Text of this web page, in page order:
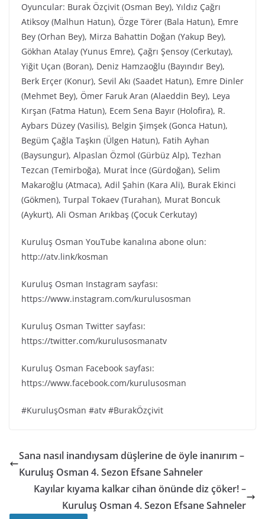
Oyuncular: Burak Özçivit (Osman Bey), Yıldız Çağrı
Atiksoy (Malhun Hatun), Özge Törer (Bala Hatun), Emre
Bey (Orhan Bey), Mirza Bahattin Doğan (Yakup Bey),
Gökhan Atalay (Yunus Emre), Çağrı Şensoy (Cerkutay),
Yiğit Uçan (Boran), Deniz Hamzaoğlu (Bayındır Bey),
Berk Erçer (Konur), Sevil Akı (Saadet Hatun), Emre Dinler
(Mehmet Bey), Ömer Faruk Aran (Alaeddin Bey), Leya
Kırşan (Fatma Hatun), Ecem Sena Bayır (Holofira), R.
Aybars Düzey (Vasilis), Belgin Şimşek (Gonca Hatun),
Begüm Çağla Taşkın (Ülgen Hatun), Fatih Ayhan
(Baysungur), Alpaslan Özmol (Gürbüz Alp), Tezhan
Tezcan (Temirboğa), Murat İnce (Gürdoğan), Selim
Makaroğlu (Atmaca), Adil Şahin (Kara Ali), Burak Ekinci
(Gökmen), Turpal Tokaev (Turahan), Murat Boncuk
(Aykurt), Ali Osman Arıkbaş (Çocuk Cerkutay)
Kuruluş Osman YouTube kanalına abone olun:
http://atv.link/kosman
Kuruluş Osman Instagram sayfası:
https://www.instagram.com/kurulusosman
Kuruluş Osman Twitter sayfası:
https://twitter.com/kurulusosmanatv
Kuruluş Osman Facebook sayfası:
https://www.facebook.com/kurulusosman
#KuruluşOsman #atv #BurakÖzçivit
Sana nasıl inandıysam düşlerine de öyle inanırım –
Kuruluş Osman 4. Sezon Efsane Sahneler
Kayılar kıyama kalkar cihan önünde diz çöker! –
Kuruluş Osman 4. Sezon Efsane Sahneler